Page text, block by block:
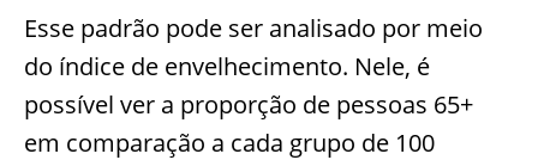
Esse padrão pode ser analisado por meio
do índice de envelhecimento. Nele, é
possível ver a proporção de pessoas 65+
em comparação a cada grupo de 100